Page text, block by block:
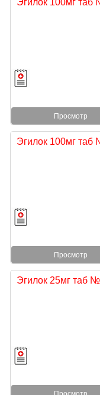
Просмотр
Эгилок 100мг таб
Просмотр
Эгилок 25мг таб